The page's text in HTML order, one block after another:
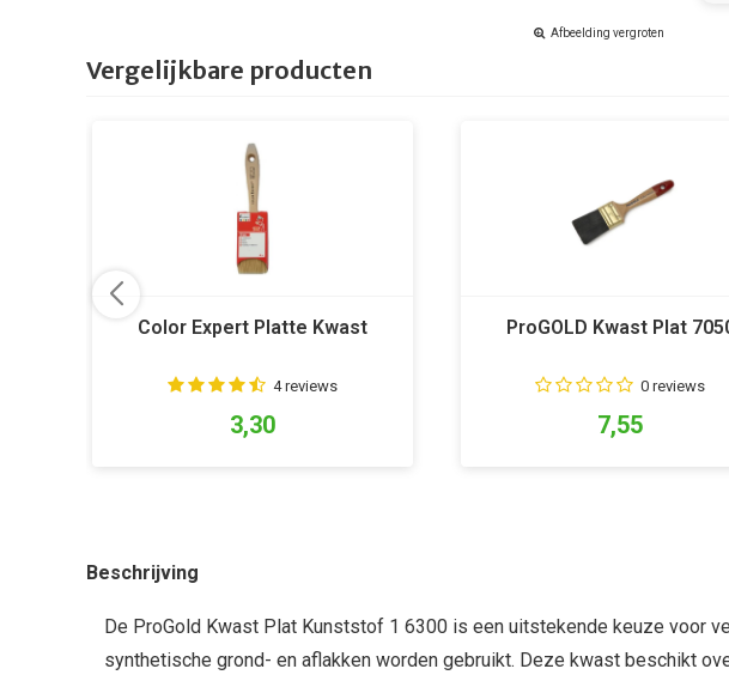
Afbeelding vergroten
Vergelijkbare producten
Color Expert Platte Kwast
4 reviews
3,30
ProGOLD Kwast Plat
0 reviews
7,55
Beschrijving
De ProGold Kwast Plat Kunststof 1 6300 is een uitstekende keuze voor
synthetische grond- en aflakken worden gebruikt. Deze kwast beschikt